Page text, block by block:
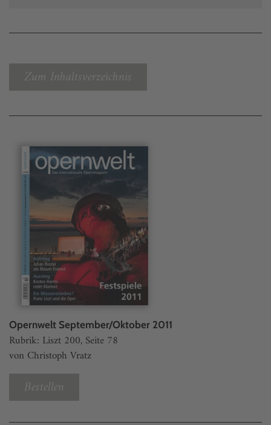
Zum Inhaltsverzeichnis
Opernwelt September/Oktober 2011
Rubrik: Liszt 200, Seite 78
von Christoph Vratz
Bestellen